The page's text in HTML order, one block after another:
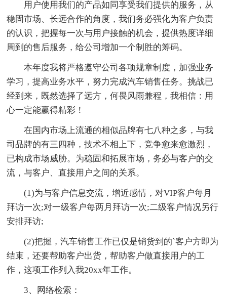
用户使用我们的产品如同享受我们提供的服务，从
稳固市场、长远合作的角度，我们务必强化为客户负责
的认识，把握每一次与用户接触的机会，提供热度详细
周到的售后服务，给公司增加一个制胜的筹码。
本年度我将严格遵守公司各项规章制度，加强业务
学习，提高业务水平，努力完成汽车销售任务。挑战已
经到来，既然选择了远方，何畏风雨兼程，我相信：用
心一定能赢得精彩！
在国内市场上流通的相似品牌有七八种之多，与我
司品牌的有三四种，技术不相上下，竞争愈来愈激烈，
已构成市场威胁。为稳固和拓展市场，务必与客户的交
流，与客户、直接用户之间的关系。
(1)为与客户信息交流，增近感情，对VIP客户每月
拜访一次;对一级客户每两月拜访一次;二级客户情况另行
安排拜访;
(2)把握，汽车销售工作已仅是销货到的`客户方即为
结束，还要帮助客户出货，帮助客户做直接用户的工
作，这项工作列入我20xx年工作。
3、网络检索：